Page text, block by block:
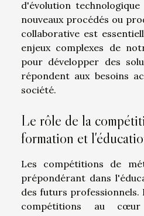
d'évolution
nouveaux procédés ou
collaborative est
enjeux complexes de
pour développer des
répondent aux besoins
société.
Le rôle de la
formation et
Les compétitions de
prépondérant dans
des futurs
compétitions au